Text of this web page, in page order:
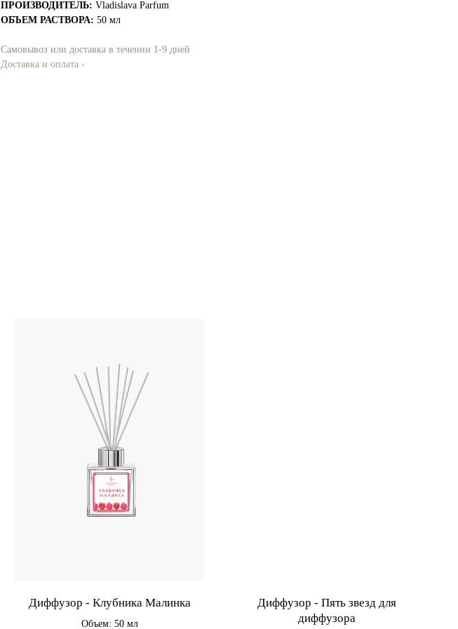
ПРОИЗВОДИТЕЛЬ: Vladislava Parfum
ОБЪЕМ РАСТВОРА: 50 мл
Самовывоз или доставка в течении 1-9 дней
Доставка и оплата ›
Диффузор - Клубника Малинка
Объем: 50 мл
Диффузор - Пять звезд для
диффузора